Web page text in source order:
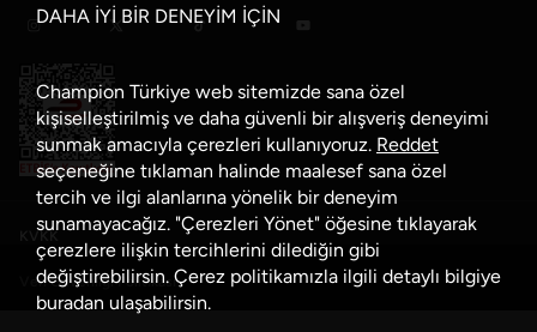
KVKK
Veri Güvenliği Politikası
DAHA İYİ BİR DENEYİM İÇİN
Champion Türkiye web sitemizde sana özel
kişiselleştirilmiş ve daha güvenli bir alışveriş deneyimi
sunmak amacıyla çerezleri kullanıyoruz. Reddet
seçeneğine tıklaman halinde maalesef sana özel
tercih ve ilgi alanlarına yönelik bir deneyim
sunamayacağız. "Çerezleri Yönet" öğesine tıklayarak
çerezlere ilişkin tercihlerini dilediğin gibi
değiştirebilirsin. Çerez politikamızla ilgili detaylı bilgiye
buradan ulaşabilirsin.